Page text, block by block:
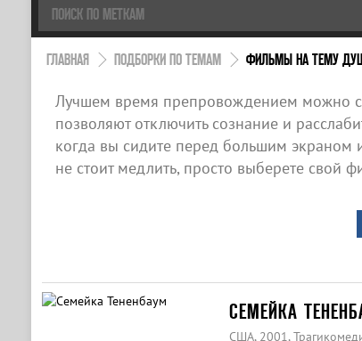
ГЛАВНАЯ ПОДБОРКИ ПО ТЕМАМ ФИЛЬМЫ НА ТЕМУ
Лучшем время препровождением можно
позволяют отключить сознание и
когда вы сидите перед большим
не стоит медлить, просто выберете свой
СЕМЕЙКА
США, 2001,